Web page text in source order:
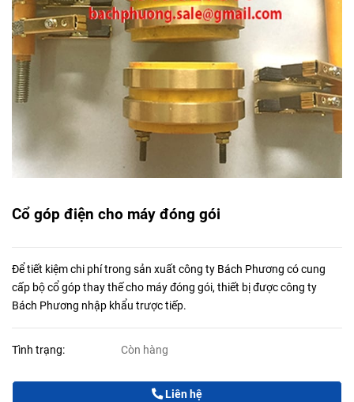
Cổ góp điện cho máy đóng gói
Để tiết kiệm chi phí trong sản xuất công ty Bách Phương có cung
cấp bộ cổ góp thay thế cho máy đóng gói, thiết bị được công ty
Bách Phương nhập khẩu trược tiếp.
Tình trạng: Còn hàng
Liên hệ